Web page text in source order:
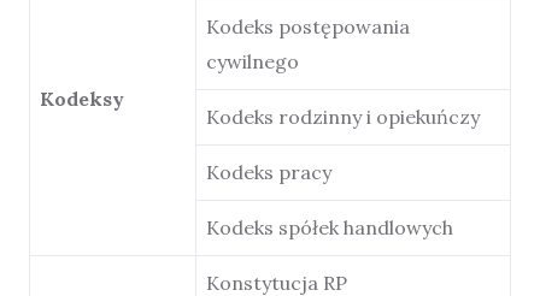
Kodeksy
Kodeks postępowania
cywilnego
Kodeks rodzinny i opiekuńczy
Kodeks pracy
Kodeks spółek handlowych
Konstytucja RP